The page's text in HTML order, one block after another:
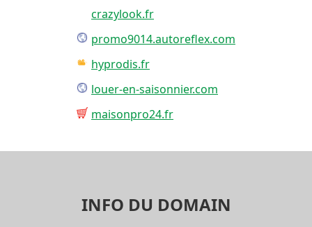
crazylook.fr
promo9014.autoreflex.com
hyprodis.fr
louer-en-saisonnier.com
maisonpro24.fr
INFO DU DOMAIN